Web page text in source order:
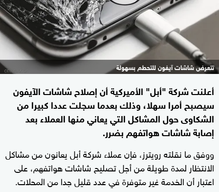
تتعرض شاشات آيفون للتحطم بسهولة
أعلنت شركة "أبل" الأميركية أن إصلاح شاشات الآيفون
سيصبح أمرا سهلا، وذلك بعدما سجلت عددا كبيرا من
الشكاوى حول المشاكل التي يعاني منها العملاء بعد
إصابة شاشات هواتفهم بضرر.
ووفق ما نقلته رويترز، فإن عملاء شركة أبل يعانون من مشاكل
الانتظار لمدة طويلة من أجل تصليح شاشات هواتفهم، على
اعتبار أن الخدمة غير متوفرة في عدد قليل جدا من المحلات.